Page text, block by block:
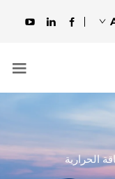
الحرارية